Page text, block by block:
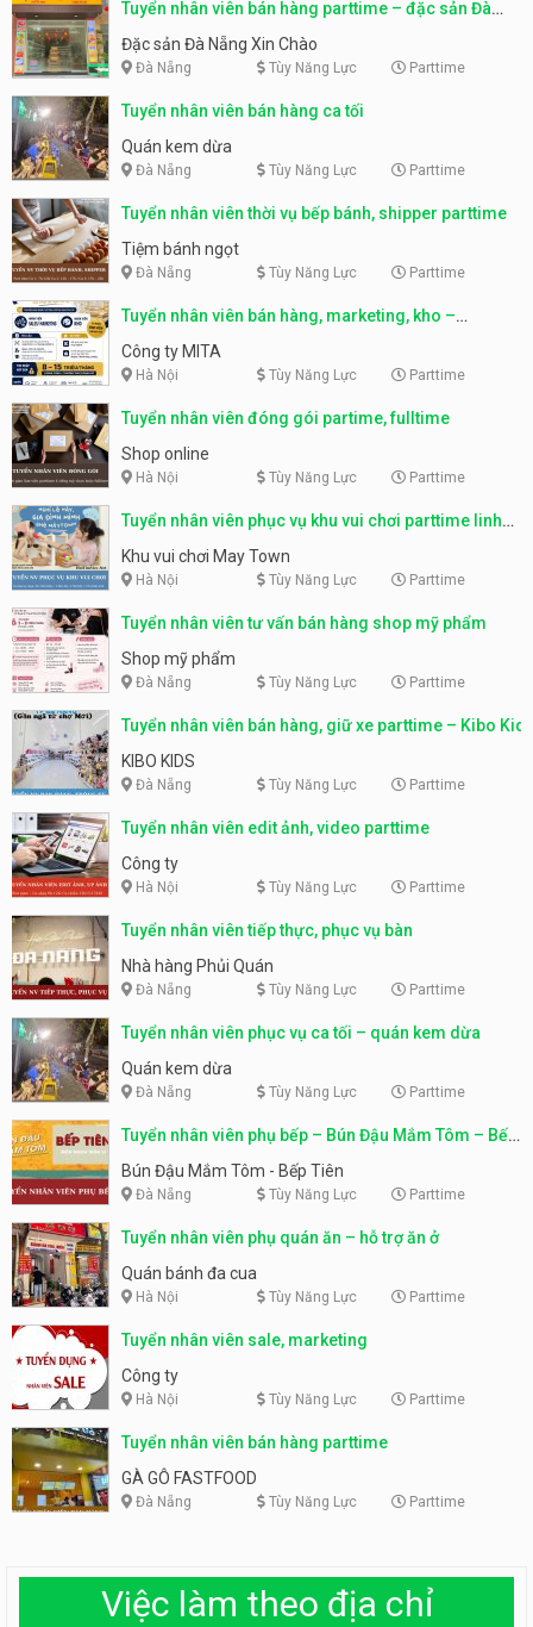
Tuyển nhân viên bán hàng parttime – đặc sản Đà
Nẵng
Đặc sản Đà Nẵng Xin Chào
Đà Nẵng Tùy Năng Lực Parttime
Tuyển nhân viên bán hàng ca tối
Quán kem dừa
Đà Nẵng Tùy Năng Lực Parttime
Tuyển nhân viên thời vụ bếp bánh, shipper parttime
Tiệm bánh ngọt
Đà Nẵng Tùy Năng Lực Parttime
Tuyển nhân viên bán hàng, marketing, kho –
parttime, fulltime
Công ty MITA
Hà Nội Tùy Năng Lực Parttime
Tuyển nhân viên đóng gói partime, fulltime
Shop online
Hà Nội Tùy Năng Lực Parttime
Tuyển nhân viên phục vụ khu vui chơi parttime linh
động
Khu vui chơi May Town
Hà Nội Tùy Năng Lực Parttime
Tuyển nhân viên tư vấn bán hàng shop mỹ phẩm
Shop mỹ phẩm
Đà Nẵng Tùy Năng Lực Parttime
Tuyển nhân viên bán hàng, giữ xe parttime – Kibo Kid
KIBO KIDS
Đà Nẵng Tùy Năng Lực Parttime
Tuyển nhân viên edit ảnh, video parttime
Công ty
Hà Nội Tùy Năng Lực Parttime
Tuyển nhân viên tiếp thực, phục vụ bàn
Nhà hàng Phủi Quán
Đà Nẵng Tùy Năng Lực Parttime
Tuyển nhân viên phục vụ ca tối – quán kem dừa
Quán kem dừa
Đà Nẵng Tùy Năng Lực Parttime
Tuyển nhân viên phụ bếp – Bún Đậu Mắm Tôm – Bếp
Tiên
Bún Đậu Mắm Tôm - Bếp Tiên
Đà Nẵng Tùy Năng Lực Parttime
Tuyển nhân viên phụ quán ăn – hỗ trợ ăn ở
Quán bánh đa cua
Hà Nội Tùy Năng Lực Parttime
Tuyển nhân viên sale, marketing
Công ty
Hà Nội Tùy Năng Lực Parttime
Tuyển nhân viên bán hàng parttime
GÀ GÔ FASTFOOD
Đà Nẵng Tùy Năng Lực Parttime
Việc làm theo địa chỉ